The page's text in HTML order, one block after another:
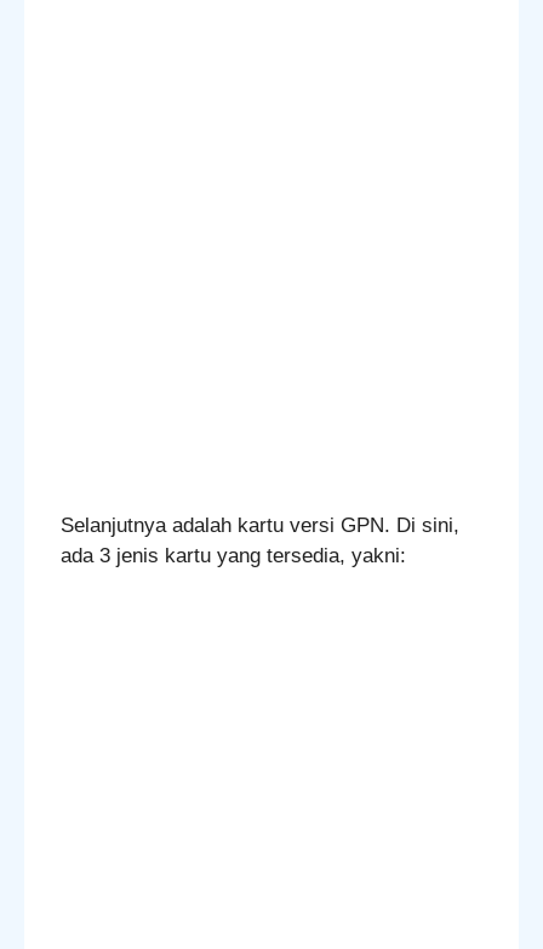
Selanjutnya adalah kartu versi GPN. Di sini,
ada 3 jenis kartu yang tersedia, yakni: